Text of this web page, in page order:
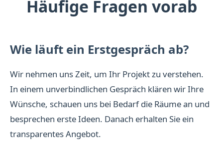
Häufige Fragen vorab
Wie läuft ein Erstgespräch ab?
Wir nehmen uns Zeit, um Ihr Projekt zu verstehen.
In einem unverbindlichen Gespräch klären wir Ihre
Wünsche, schauen uns bei Bedarf die Räume an und
besprechen erste Ideen. Danach erhalten Sie ein
transparentes Angebot.